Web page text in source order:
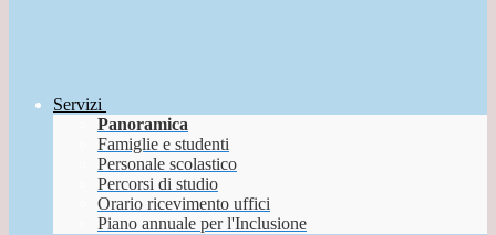
Servizi
Panoramica
Famiglie e studenti
Personale scolastico
Percorsi di studio
Orario ricevimento uffici
Piano annuale per l'Inclusione